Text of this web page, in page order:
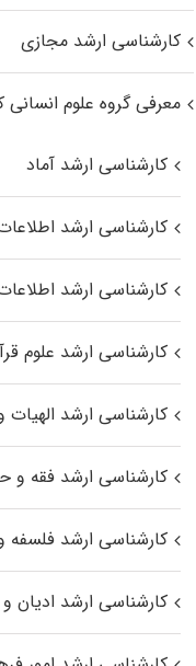
کارشناسی ارشد مجازی
معرفی گروه علوم انسانی
کارشناسی ارشد آماد
کارشناسی ارشد
کارشناسی ارشد
کارشناسی ارشد علوم
کارشناسی ارشد
کارشناسی ارشد فقه و
کارشناسی ارشد فلسفه
کارشناسی ارشد ادیان